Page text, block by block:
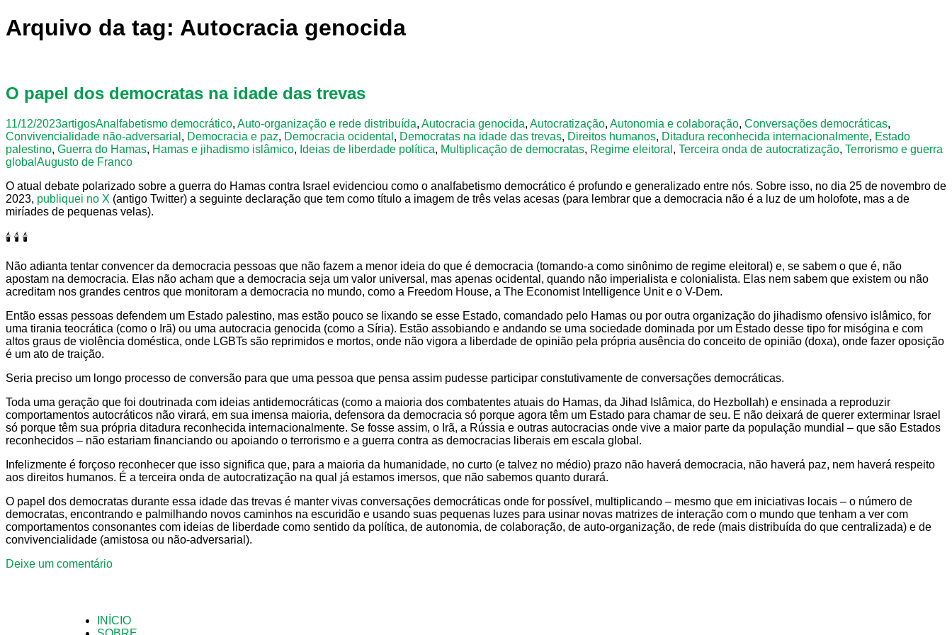
Arquivo da tag: Autocracia genocida
O papel dos democratas na idade das trevas
11/12/2023artigosAnalfabetismo democrático, Auto-organização e rede distribuída, Autocracia genocida, Autocratização, Autonomia e colaboração, Conversações democráticas,
Convivencialidade não-adversarial , Democracia e paz, Democracia ocidental , Democratas na idade das trevas, Direitos humanos, Ditadura reconhecida internacionalmente, Estado
palestino, Guerra do Hamas, Hamas e jihadismo islâmico, Ideias de liberdade política, Multiplicação de democratas, Regime eleitoral , Terceira onda de autocratização, Terrorismo e guerra
global Augusto de Franco
O atual debate polarizado sobre a guerra do Hamas contra Israel evidenciou como o analfabetismo democrático é profundo e generalizado entre nós. Sobre isso, no dia 25 de novembro de
2023, publiquei no X (antigo Twitter) a seguinte declaração que tem como título a imagem de três velas acesas (para lembrar que a democracia não é a luz de um holofote, mas a de
miríades de pequenas velas).
🕯️ 🕯️ 🕯️
Não adianta tentar convencer da democracia pessoas que não fazem a menor ideia do que é democracia (tomando-a como sinônimo de regime eleitoral) e, se sabem o que é, não
apostam na democracia. Elas não acham que a democracia seja um valor universal, mas apenas ocidental, quando não imperialista e colonialista. Elas nem sabem que existem ou não
acreditam nos grandes centros que monitoram a democracia no mundo, como a Freedom House, a The Economist Intelligence Unit e o V-Dem.
Então essas pessoas defendem um Estado palestino, mas estão pouco se lixando se esse Estado, comandado pelo Hamas ou por outra organização do jihadismo ofensivo islâmico, for
uma tirania teocrática (como o Irã) ou uma autocracia genocida (como a Síria). Estão assobiando e andando se uma sociedade dominada por um Estado desse tipo for misógina e com
altos graus de violência doméstica, onde LGBTs são reprimidos e mortos, onde não vigora a liberdade de opinião pela própria ausência do conceito de opinião (doxa), onde fazer oposição
é um ato de traição.
Seria preciso um longo processo de conversão para que uma pessoa que pensa assim pudesse participar constutivamente de conversações democráticas.
Toda uma geração que foi doutrinada com ideias antidemocráticas (como a maioria dos combatentes atuais do Hamas, da Jihad Islâmica, do Hezbollah) e ensinada a reproduzir
comportamentos autocráticos não virará, em sua imensa maioria, defensora da democracia só porque agora têm um Estado para chamar de seu. E não deixará de querer exterminar Israel
só porque têm sua própria ditadura reconhecida internacionalmente. Se fosse assim, o Irã, a Rússia e outras autocracias onde vive a maior parte da população mundial – que são Estados
reconhecidos – não estariam financiando ou apoiando o terrorismo e a guerra contra as democracias liberais em escala global.
Infelizmente é forçoso reconhecer que isso significa que, para a maioria da humanidade, no curto (e talvez no médio) prazo não haverá democracia, não haverá paz, nem haverá respeito
aos direitos humanos. É a terceira onda de autocratização na qual já estamos imersos, que não sabemos quanto durará.
O papel dos democratas durante essa idade das trevas é manter vivas conversações democráticas onde for possível, multiplicando – mesmo que em iniciativas locais – o número de
democratas, encontrando e palmilhando novos caminhos na escuridão e usando suas pequenas luzes para usinar novas matrizes de interação com o mundo que tenham a ver com
comportamentos consonantes com ideias de liberdade como sentido da política, de autonomia, de colaboração, de auto-organização, de rede (mais distribuída do que centralizada) e de
convivencialidade (amistosa ou não-adversarial).
Deixe um comentário
INÍCIO